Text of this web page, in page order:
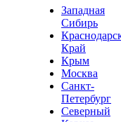
Западная
Сибирь
Край
Крым
Москва
Санкт-
Петербург
Северный